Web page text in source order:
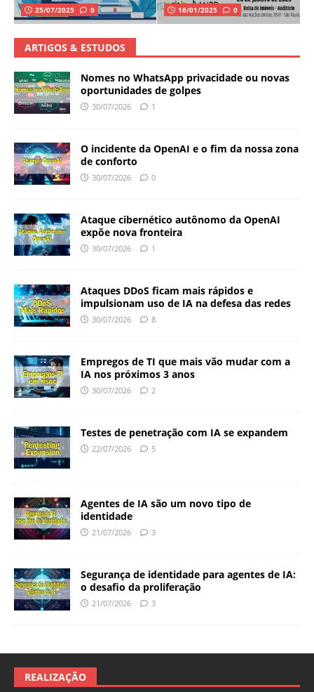
25/07/2025 0 16/01/2025 0
ARTIGOS & ESTUDOS
Nomes no WhatsApp privacidade ou novas
oportunidades de golpes
30/07/2026 1
O incidente da OpenAI e o fim da nossa zona
de conforto
30/07/2026 0
Ataque cibernético autônomo da OpenAI
expõe nova fronteira
30/07/2026 1
Ataques DDoS ficam mais rápidos e
impulsionam uso de IA na defesa das redes
30/07/2026 8
Empregos de TI que mais vão mudar com a
IA nos próximos 3 anos
30/07/2026 2
Testes de penetração com IA se expandem
22/07/2026 5
Agentes de IA são um novo tipo de
identidade
21/07/2026 3
Segurança de identidade para agentes de IA:
o desafio da proliferação
21/07/2026 3
REALIZAÇÃO